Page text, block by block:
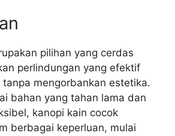
pilihan yang cerdas
perlindungan yang efektif
mengorbankan estetika.
bahan yang tahan lama dan
kanopi kain cocok
berbagai keperluan, mulai